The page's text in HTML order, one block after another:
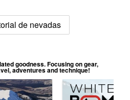
de nevadas